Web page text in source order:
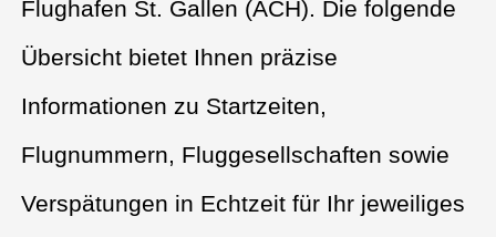
Flughafen St. Gallen (ACH). Die folgende
Übersicht bietet Ihnen präzise
Informationen zu Startzeiten,
Flugnummern, Fluggesellschaften sowie
Verspätungen in Echtzeit für Ihr jeweiliges